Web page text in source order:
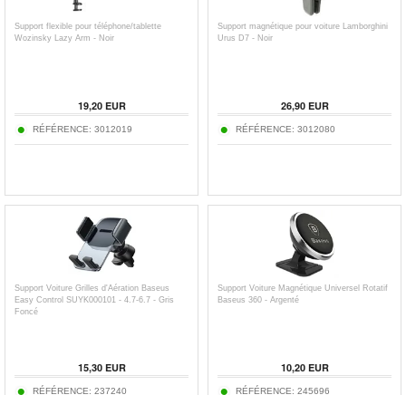
Support flexible pour téléphone/tablette
Wozinsky Lazy Arm - Noir
19,20EUR
RÉFÉRENCE: 3012019
Support magnétique pour voiture Lamborghini
Urus D7 - Noir
26,90EUR
RÉFÉRENCE: 3012080
Support Voiture Grilles d'Aération Baseus
Easy Control SUYK000101 - 4.7-6.7 - Gris
Foncé
15,30EUR
RÉFÉRENCE: 237240
Support Voiture Magnétique Universel Rotatif
Baseus 360 - Argenté
10,20EUR
RÉFÉRENCE: 245696